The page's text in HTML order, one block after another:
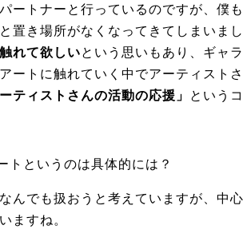
ートナーと行っているのですが、僕
置き場所がなくなってきてしまいまし
れて欲しいという思いもあり、ギャ
ートに触れていく中でアーティスト
ーティストさんの活動の応援」 という
トというのは具体的には？
んでも扱おうと考えていますが、中
ますね。